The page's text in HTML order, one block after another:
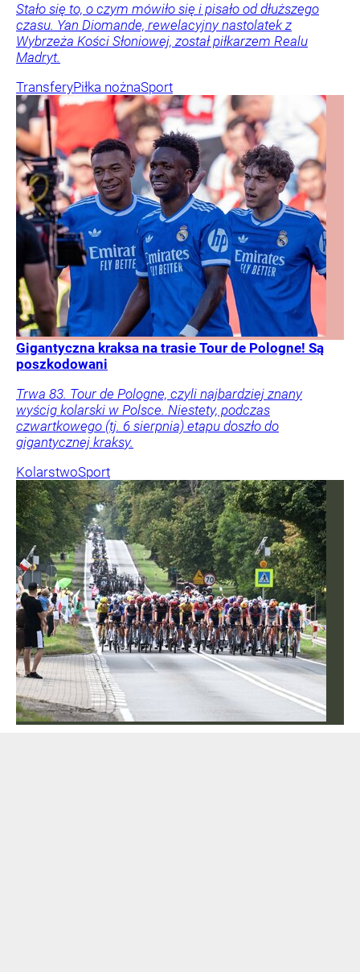
Stało się to, o czym mówiło się i pisało od dłuższego
czasu. Yan Diomande, rewelacyjny nastolatek z
Wybrzeża Kości Słoniowej, został piłkarzem Realu
Madryt.
TransferyPiłka nożnaSport
Gigantyczna kraksa na trasie Tour de Pologne! Są
poszkodowani
Trwa 83. Tour de Pologne, czyli najbardziej znany
wyścig kolarski w Polsce. Niestety, podczas
czwartkowego (tj. 6 sierpnia) etapu doszło do
gigantycznej kraksy.
KolarstwoSport